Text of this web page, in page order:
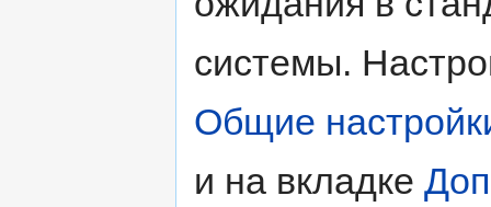
системы.
Общие
и на вкладке